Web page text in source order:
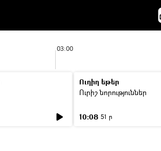
03:00
Ուղիղ եթեր
Ուրիշ նորություններ
10:08 51 ր